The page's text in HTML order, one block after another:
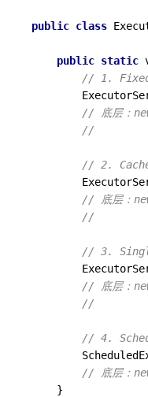
public class
public static
// 1.
// 底层：
//
// 2.
// 底层：
//
// 3.
// 底层：
//
// 4.
// 底层：
    }